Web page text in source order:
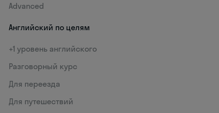
Advanced
Английский по целям
+1 уровень английского
Разговорный курс
Для переезда
Для путешествий